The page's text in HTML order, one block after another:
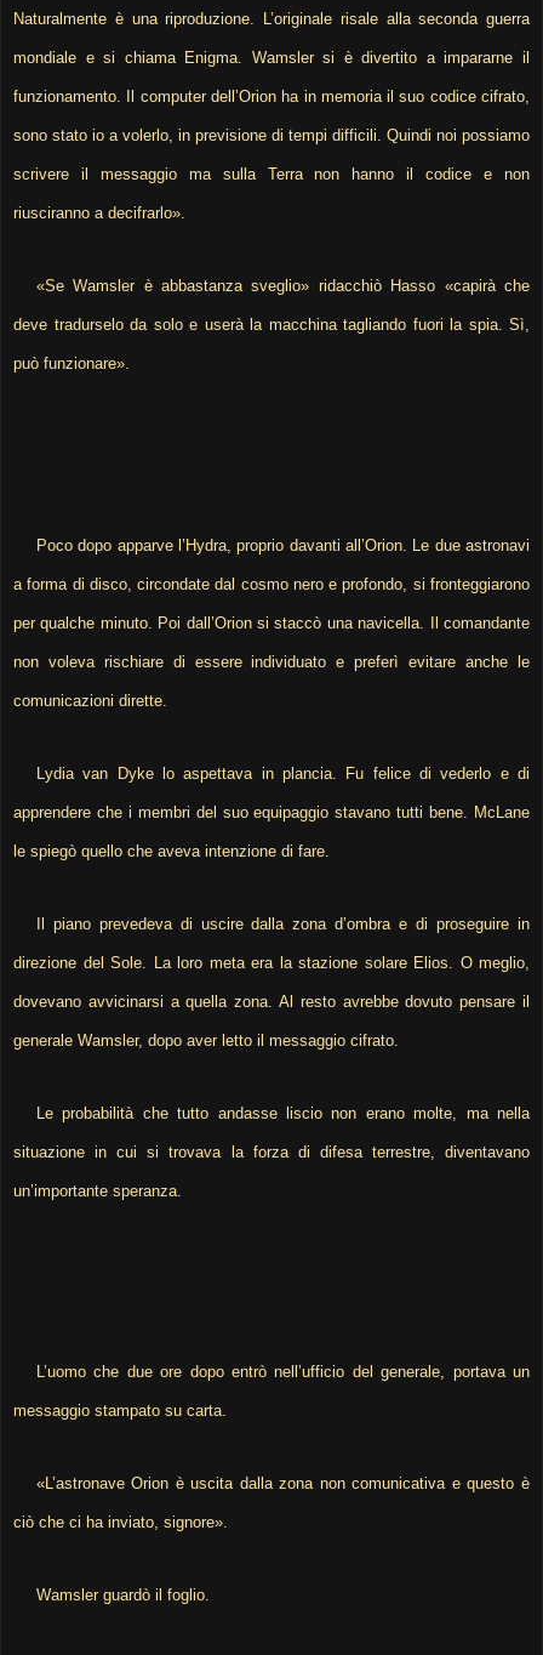
Naturalmente è una riproduzione. L’originale risale alla seconda guerra
mondiale e si chiama Enigma. Wamsler si è divertito a impararne il
funzionamento. Il computer dell’Orion ha in memoria il suo codice cifrato,
sono stato io a volerlo, in previsione di tempi difficili. Quindi noi possiamo
scrivere il messaggio ma sulla Terra non hanno il codice e non
riusciranno a decifrarlo».
«Se Wamsler è abbastanza sveglio» ridacchiò Hasso «capirà che
deve tradurselo da solo e userà la macchina tagliando fuori la spia. Sì,
può funzionare».
Poco dopo apparve l’Hydra, proprio davanti all’Orion. Le due astronavi
a forma di disco, circondate dal cosmo nero e profondo, si fronteggiarono
per qualche minuto. Poi dall’Orion si staccò una navicella. Il comandante
non voleva rischiare di essere individuato e preferì evitare anche le
comunicazioni dirette.
Lydia van Dyke lo aspettava in plancia. Fu felice di vederlo e di
apprendere che i membri del suo equipaggio stavano tutti bene. McLane
le spiegò quello che aveva intenzione di fare.
Il piano prevedeva di uscire dalla zona d’ombra e di proseguire in
direzione del Sole. La loro meta era la stazione solare Elios. O meglio,
dovevano avvicinarsi a quella zona. Al resto avrebbe dovuto pensare il
generale Wamsler, dopo aver letto il messaggio cifrato.
Le probabilità che tutto andasse liscio non erano molte, ma nella
situazione in cui si trovava la forza di difesa terrestre, diventavano
un’importante speranza.
L’uomo che due ore dopo entrò nell’ufficio del generale, portava un
messaggio stampato su carta.
«L’astronave Orion è uscita dalla zona non comunicativa e questo è
ciò che ci ha inviato, signore».
Wamsler guardò il foglio.